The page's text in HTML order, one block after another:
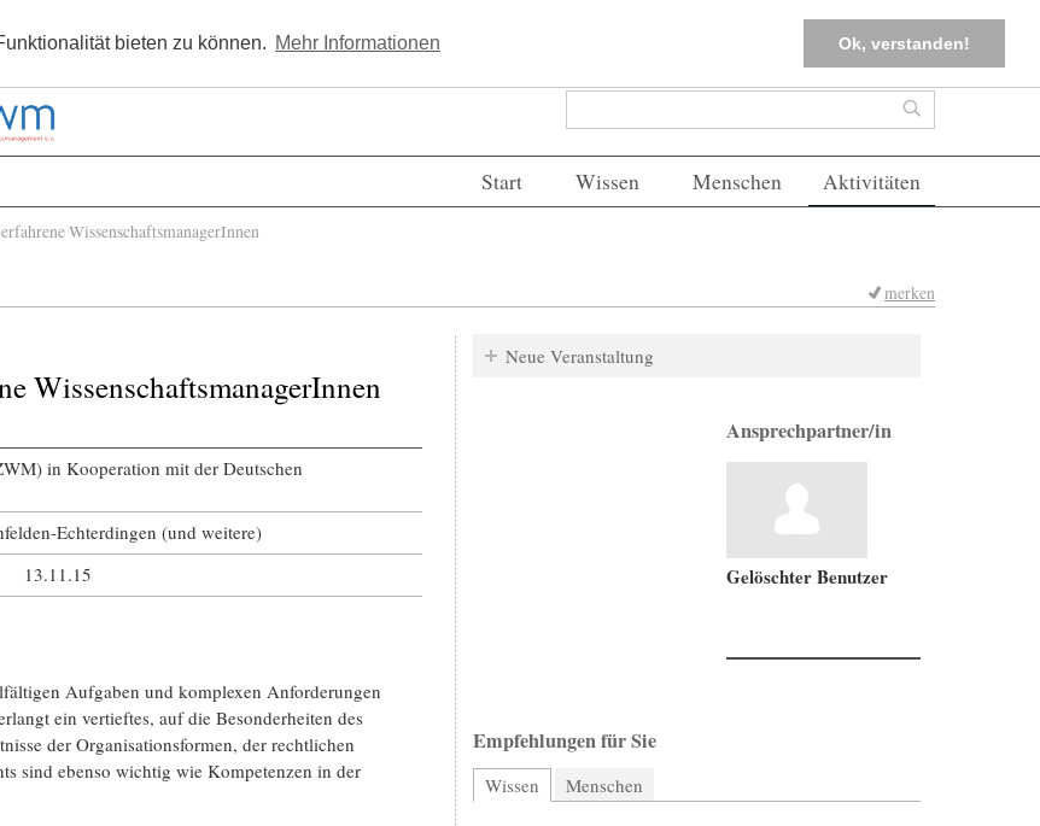
bieten zu können. Mehr Informationen Ok, verstanden!
Kostenlos registrieren FAQs Einloggen
Suchformular Suche
Start Wissen Menschen Aktivitäten
WissenschaftsmanagerInnen
merken
WissenschaftsmanagerInnen
in Kooperation mit der Deutschen
Echterdingen (und weitere)
13.11.15
Aufgaben und komplexen Anforderungen
ein vertieftes, auf die Besonderheiten des
der Organisationsformen, der rechtlichen
sind ebenso wichtig wie Kompetenzen in der
Neue Veranstaltung
Ansprechpartner/in
Gelöschter Benutzer
Empfehlungen für Sie
Wissen (aktiver Reiter)
Menschen